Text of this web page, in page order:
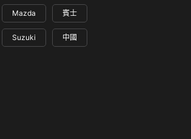
Mazda 賓士
Suzuki 中國